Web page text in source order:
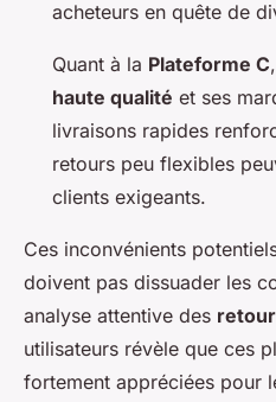
acheteurs en quête de
Quant à la Plateforme C
haute qualité et ses
livraisons rapides
retours peu flexibles
clients exigeants.
Ces inconvénients
doivent pas dissuader les
analyse attentive des
utilisateurs révèle que ces
fortement appréciées pour